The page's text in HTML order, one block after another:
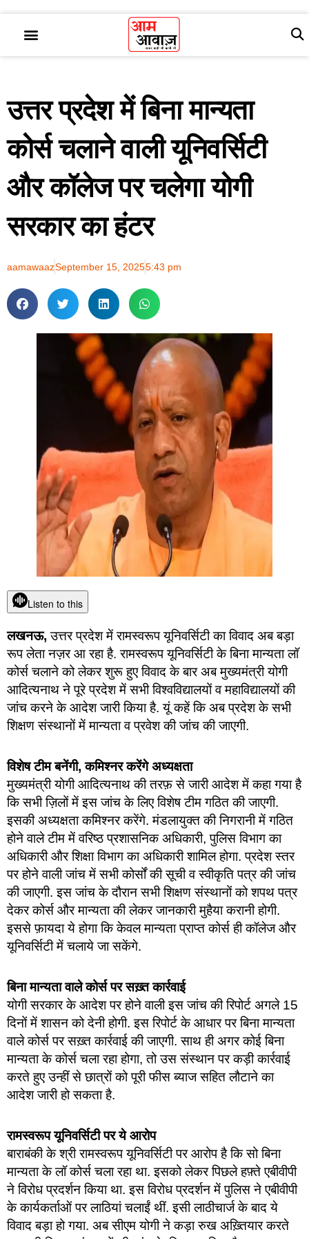
उत्तर प्रदेश में बिना मान्यता
कोर्स चलाने वाली यूनिवर्सिटी
और कॉलेज पर चलेगा योगी
सरकार का हंटर
aamawaazSeptember 15, 20255:43 pm
Listen to this
लखनऊ, उत्तर प्रदेश में रामस्वरूप यूनिवर्सिटी का विवाद अब बड़ा
रूप लेता नज़र आ रहा है. रामस्वरूप यूनिवर्सिटी के बिना मान्यता लॉ
कोर्स चलाने को लेकर शुरू हुए विवाद के बार अब मुख्यमंत्री योगी
आदित्यनाथ ने पूरे प्रदेश में सभी विश्वविद्यालयों व महाविद्यालयों की
जांच करने के आदेश जारी किया है. यूं कहें कि अब प्रदेश के सभी
शिक्षण संस्थानों में मान्यता व प्रवेश की जांच की जाएगी.
विशेष टीम बनेंगी, कमिश्नर करेंगे अध्यक्षता
मुख्यमंत्री योगी आदित्यनाथ की तरफ़ से जारी आदेश में कहा गया है
कि सभी ज़िलों में इस जांच के लिए विशेष टीम गठित की जाएगी.
इसकी अध्यक्षता कमिश्नर करेंगे. मंडलायुक्त की निगरानी में गठित
होने वाले टीम में वरिष्ठ प्रशासनिक अधिकारी, पुलिस विभाग का
अधिकारी और शिक्षा विभाग का अधिकारी शामिल होगा. प्रदेश स्तर
पर होने वाली जांच में सभी कोर्सों की सूची व स्वीकृति पत्र की जांच
की जाएगी. इस जांच के दौरान सभी शिक्षण संस्थानों को शपथ पत्र
देकर कोर्स और मान्यता की लेकर जानकारी मुहैया करानी होगी.
इससे फ़ायदा ये होगा कि केवल मान्यता प्राप्त कोर्स ही कॉलेज और
यूनिवर्सिटी में चलाये जा सकेंगे.
बिना मान्यता वाले कोर्स पर सख़्त कार्रवाई
योगी सरकार के आदेश पर होने वाली इस जांच की रिपोर्ट अगले 15
दिनों में शासन को देनी होगी. इस रिपोर्ट के आधार पर बिना मान्यता
वाले कोर्स पर सख़्त कार्रवाई की जाएगी. साथ ही अगर कोई बिना
मान्यता के कोर्स चला रहा होगा, तो उस संस्थान पर कड़ी कार्रवाई
करते हुए उन्हीं से छात्रों को पूरी फीस ब्याज सहित लौटाने का
आदेश जारी हो सकता है.
रामस्वरूप यूनिवर्सिटी पर ये आरोप
बाराबंकी के श्री रामस्वरूप यूनिवर्सिटी पर आरोप है कि सो बिना
मान्यता के लॉ कोर्स चला रहा था. इसको लेकर पिछले हफ़्ते एबीवीपी
ने विरोध प्रदर्शन किया था. इस विरोध प्रदर्शन में पुलिस ने एबीवीपी
के कार्यकर्ताओं पर लाठियां चलाईं थीं. इसी लाठीचार्ज के बाद ये
विवाद बड़ा हो गया. अब सीएम योगी ने कड़ा रुख अख़्तियार करते